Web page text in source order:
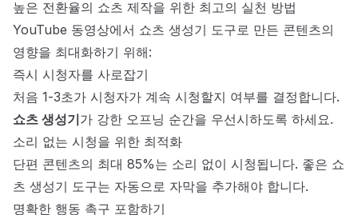
높은 전환율의 쇼츠 제작을 위한 최고의 실천 방법
YouTube 동영상에서 쇼츠 생성기 도구로 만든 콘텐츠의
영향을 최대화하기 위해:
즉시 시청자를 사로잡기
처음 1-3초가 시청자가 계속 시청할지 여부를 결정합니다.
쇼츠 생성기가 강한 오프닝 순간을 우선시하도록 하세요.
소리 없는 시청을 위한 최적화
단편 콘텐츠의 최대 85%는 소리 없이 시청됩니다. 좋은 쇼
츠 생성기 도구는 자동으로 자막을 추가해야 합니다.
명확한 행동 촉구 포함하기